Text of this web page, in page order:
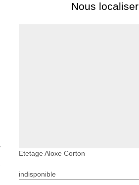
Nous localiser
Etetage Aloxe Corton
indisponible